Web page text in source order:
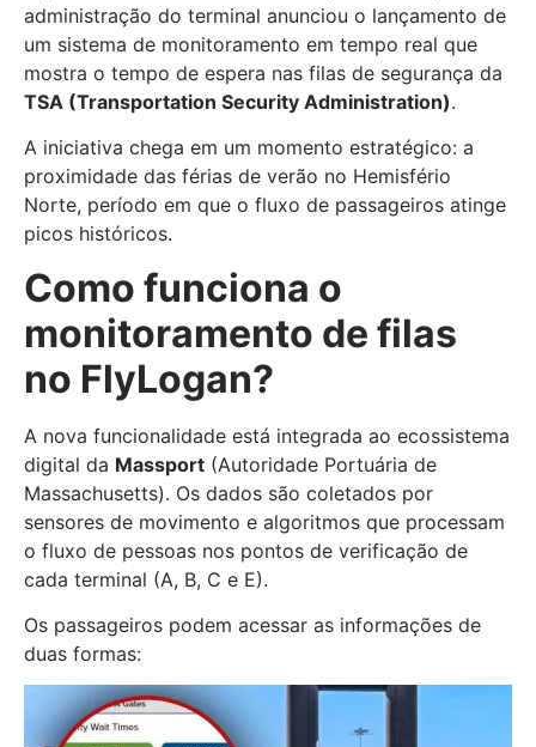
administração do terminal anunciou o lançamento de
um sistema de monitoramento em tempo real que
mostra o tempo de espera nas filas de segurança da
TSA (Transportation Security Administration).
A iniciativa chega em um momento estratégico: a
proximidade das férias de verão no Hemisfério
Norte, período em que o fluxo de passageiros atinge
picos históricos.
Como funciona o
monitoramento de filas
no FlyLogan?
A nova funcionalidade está integrada ao ecossistema
digital da Massport (Autoridade Portuária de
Massachusetts). Os dados são coletados por
sensores de movimento e algoritmos que processam
o fluxo de pessoas nos pontos de verificação de
cada terminal (A, B, C e E).
Os passageiros podem acessar as informações de
duas formas: